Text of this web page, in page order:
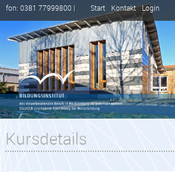
fon: 0381 77999800 | Start Kontakt Login
Kursdetails